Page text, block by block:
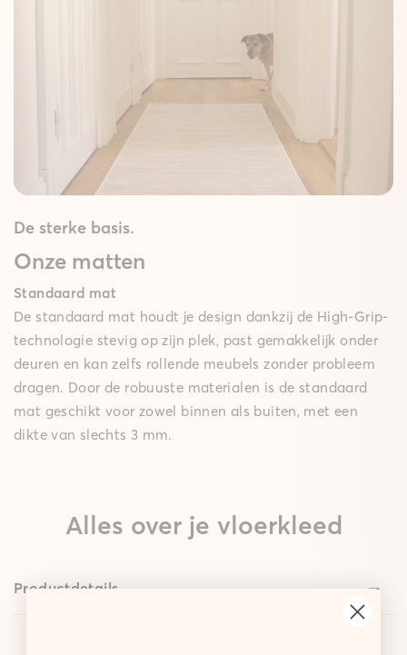
De sterke basis.
Onze matten
Standaard mat
De standaard mat houdt je design dankzij de High-Grip-
technologie stevig op zijn plek, past gemakkelijk onder
deuren en kan zelfs rollende meubels zonder probleem
dragen. Door de robuuste materialen is de standaard
mat geschikt voor zowel binnen als buiten, met een
dikte van slechts 3 mm.
Alles over je vloerkleed
Productdetails